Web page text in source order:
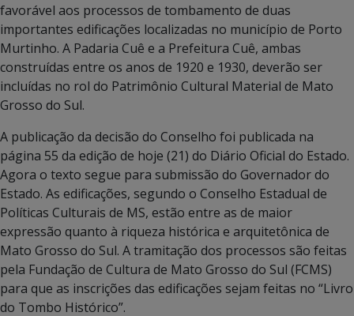
favorável aos processos de tombamento de duas
importantes edificações localizadas no município de Porto
Murtinho. A Padaria Cuê e a Prefeitura Cuê, ambas
construídas entre os anos de 1920 e 1930, deverão ser
incluídas no rol do Patrimônio Cultural Material de Mato
Grosso do Sul.
A publicação da decisão do Conselho foi publicada na
página 55 da edição de hoje (21) do Diário Oficial do Estado.
Agora o texto segue para submissão do Governador do
Estado. As edificações, segundo o Conselho Estadual de
Políticas Culturais de MS, estão entre as de maior
expressão quanto à riqueza histórica e arquitetônica de
Mato Grosso do Sul. A tramitação dos processos são feitas
pela Fundação de Cultura de Mato Grosso do Sul (FCMS)
para que as inscrições das edificações sejam feitas no “Livro
do Tombo Histórico”.